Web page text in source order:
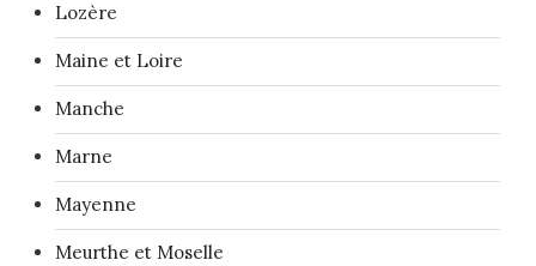
Lozère
Maine et Loire
Manche
Marne
Mayenne
Meurthe et Moselle